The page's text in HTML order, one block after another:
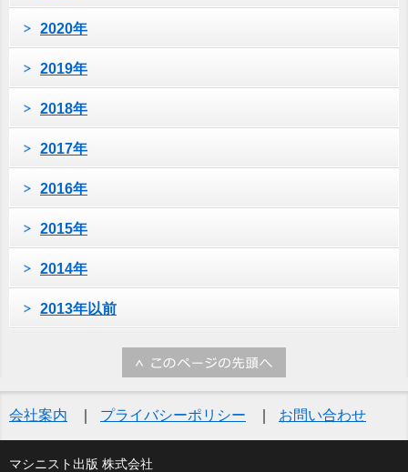
2020年
2019年
2018年
2017年
2016年
2015年
2014年
2013年以前
会社案内 プライバシーポリシー お問い合わせ
マシニスト出版 株式会社